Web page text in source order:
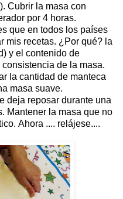
Cubrir la masa con
por 4 horas.
que en todos los países
mis recetas. ¿Por qué? la
y el contenido de
de la masa.
la cantidad de manteca
masa suave.
deja reposar durante una
Mantener la masa que no
Ahora .... relájese....